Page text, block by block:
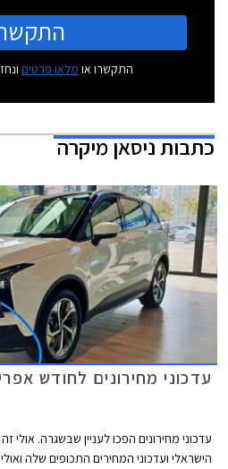
התקשרו או מלאו פרטים
כתבותניסאן מיקרה
עדכוני מחירונים לחודש
עדכוני מחירונים הפכו לעניין שבשגרה.
הישראלי ועדכוני המחירים התכופים שלה